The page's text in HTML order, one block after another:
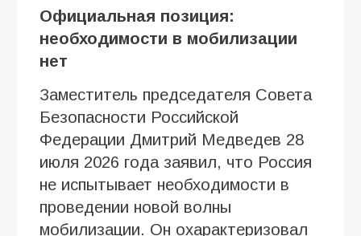
Официальная позиция:
необходимости в мобилизации
нет
Заместитель председателя Совета
Безопасности Российской
Федерации Дмитрий Медведев 28
июля 2026 года заявил, что Россия
не испытывает необходимости в
проведении новой волны
мобилизации. Он охарактеризовал